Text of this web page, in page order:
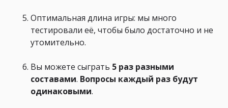
Оптимальная длина игры: мы много
тестировали её, чтобы было достаточно и не
утомительно.
Вы можете сыграть 5 раз разными
составами. Вопросы каждый раз будут
одинаковыми.